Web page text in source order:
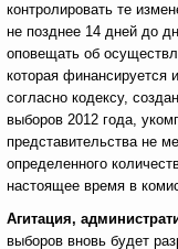
контролировать те
не позднее 14 дней до
оповещать об
которая финансируется
согласно кодексу,
выборов 2012 года,
представительства не
определенного
настоящее время в
Агитация,
выборов вновь будет